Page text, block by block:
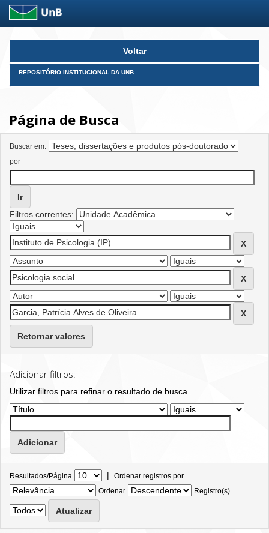
Skip
Voltar
REPOSITÓRIO INSTITUCIONAL DA UNB
Página de Busca
Buscar em:
por
Filtros correntes:
Retornar valores
Adicionar filtros:
Utilizar filtros para refinar o resultado de busca.
Resultados/Página | Ordenar registros por
Ordenar
Registro(s)